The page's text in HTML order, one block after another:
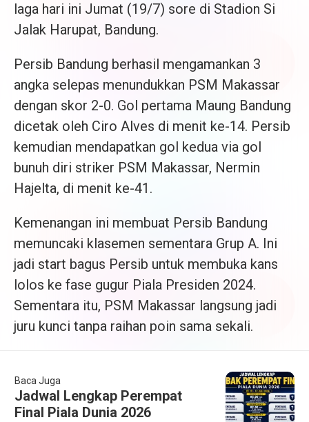
laga hari ini Jumat (19/7) sore di Stadion Si
Jalak Harupat, Bandung.
Persib Bandung berhasil mengamankan 3
angka selepas menundukkan PSM Makassar
dengan skor 2-0. Gol pertama Maung Bandung
dicetak oleh Ciro Alves di menit ke-14. Persib
kemudian mendapatkan gol kedua via gol
bunuh diri striker PSM Makassar, Nermin
Hajelta, di menit ke-41.
Kemenangan ini membuat Persib Bandung
memuncaki klasemen sementara Grup A. Ini
jadi start bagus Persib untuk membuka kans
lolos ke fase gugur Piala Presiden 2024.
Sementara itu, PSM Makassar langsung jadi
juru kunci tanpa raihan poin sama sekali.
Baca Juga
Jadwal Lengkap Perempat
Final Piala Dunia 2026